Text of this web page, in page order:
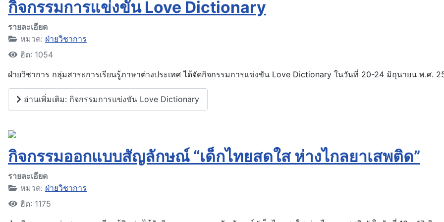
กิจกรรมการแข่งขัน Love Dictionary
รายละเอียด
หมวด: ฝ่ายวิชาการ
ฮิต: 1054
ฝ่ายวิชาการ กลุ่มสาระการเรียนรู้ภาษาต่างประเทศ ได้จัดกิจกรรมการแข่งขัน Love Dictionary ในวันที่ 20-24 มิถุนายน พ.ศ.
อ่านเพิ่มเติม: กิจกรรมการแข่งขัน Love Dictionary
กิจกรรมออกแบบสัญลักษณ์ “เด็กไทยสดใส ห่างไกลยาเสพติด”
รายละเอียด
หมวด: ฝ่ายวิชาการ
ฮิต: 1175